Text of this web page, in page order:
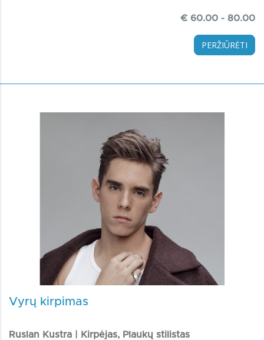
€ 60.00 - 80.00
PERŽIŪRĖTI
Vyrų kirpimas
Ruslan Kustra | Kirpėjas, Plaukų stilistas